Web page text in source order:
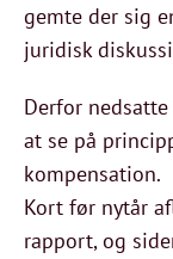
gemte der sig
juridisk
Derfor
at se på
kompensation.
Kort før nytår
rapport, og